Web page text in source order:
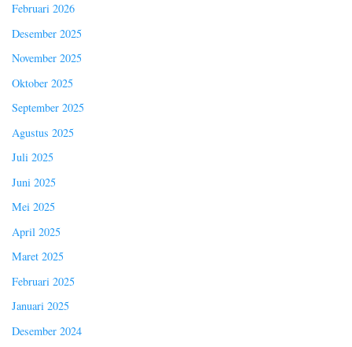
Februari 2026
Desember 2025
November 2025
Oktober 2025
September 2025
Agustus 2025
Juli 2025
Juni 2025
Mei 2025
April 2025
Maret 2025
Februari 2025
Januari 2025
Desember 2024